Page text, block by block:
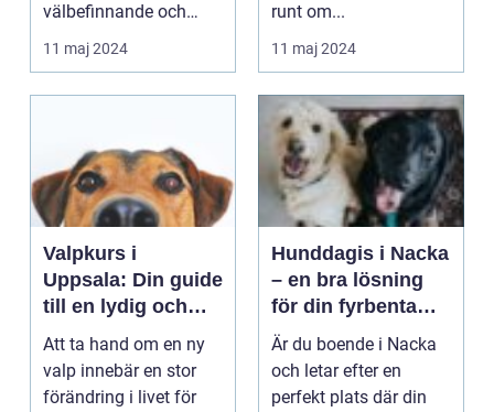
välbefinnande och
hälsa har intr...
11 maj 2024
runt om...
11 maj 2024
Valpkurs i
Uppsala: Din guide
till en lydig och
glad valp
Att ta hand om en ny
valp innebär en stor
förändring i livet för
Hunddagis i Nacka
– en bra lösning
för din fyrbenta
vän
Är du boende i Nacka
och letar efter en
perfekt plats där din